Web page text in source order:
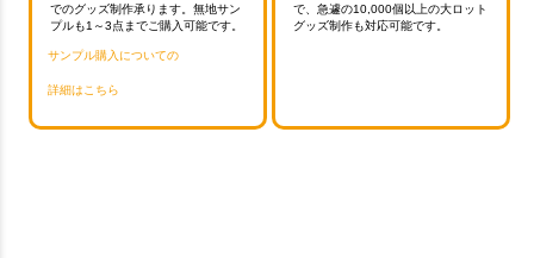
でのグッズ制作承ります。無地サン
プルも1～3点までご購入可能です。
サンプル購入についての
詳細はこちら
で、急遽の10,000個以上の大ロット
グッズ制作も対応可能です。